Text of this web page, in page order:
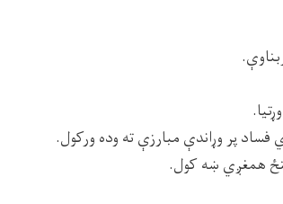
پر وړاندې مبارزې ته وده ورکول.
همغږي ښه کول.